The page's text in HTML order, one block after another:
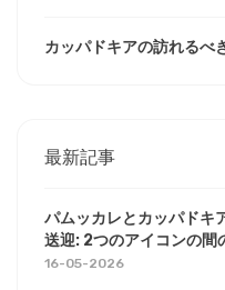
カッパドキアの訪れるべ
最新記事
パムッカレとカッパドキ
送迎: 2つのアイコンの間
16-05-2026